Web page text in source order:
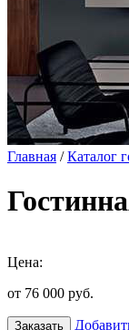
Главная /Каталог
Цена:
от 76 000 руб.
Заказать